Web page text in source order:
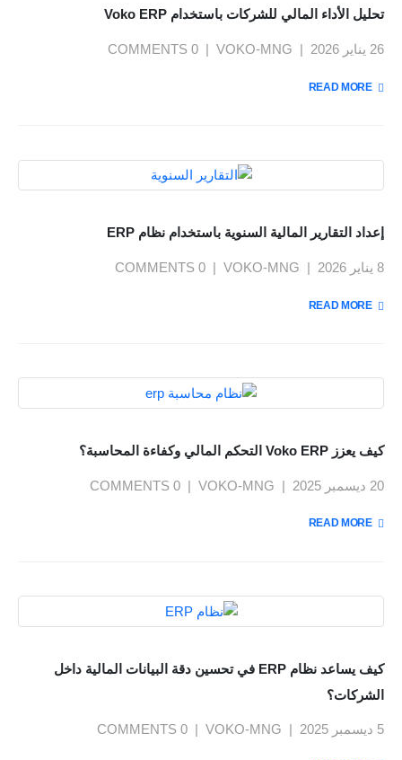
تحليل الأداء المالي للشركات باستخدام Voko ERP
26 يناير 2026 VOKO-MNG
0 COMMENTS
READ MORE +
إعداد التقارير المالية السنوية باستخدام نظام ERP
8 يناير 2026 VOKO-MNG
0 COMMENTS
READ MORE +
كيف يعزز Voko ERP التحكم المالي وكفاءة المحاسبة؟
20 ديسمبر 2025 VOKO-MNG
0 COMMENTS
READ MORE +
كيف يساعد نظام ERP في تحسين دقة البيانات المالية داخل
الشركات؟
5 ديسمبر 2025 VOKO-MNG
0 COMMENTS